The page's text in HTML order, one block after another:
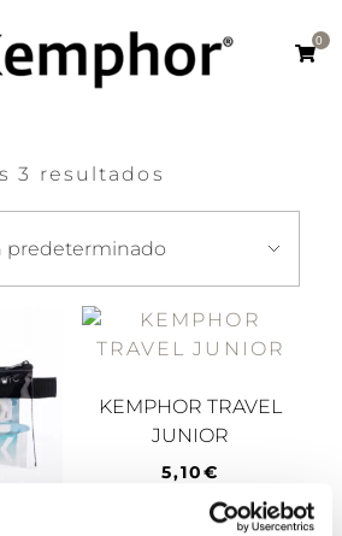
0
PRODUCTOS
Natural
Tipo Producto
Crema dental
Cepillos
Dos en uno
CONÓCENOS
Fabricación
Investigación
3 resultados
KEMPHOR TRAVEL
JUNIOR
5,10€
Añadir al carrito